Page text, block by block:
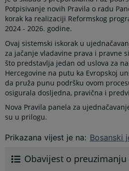
Potpisivanje novih Pravila o radu
korak ka realizaciji Reformskog
2024 - 2026. godine.
Ovaj sistemski iskorak u
za jačanje vladavine prava i pravne
što predstavlja jedan od uslova za
Hercegovine na putu ka Evropskoj
da pruža punu podršku ovom
osigurala dosljedna, pravična i
Nova Pravila panela za
su u prilogu.
Prikazana vijest je na: Bosanski
Obavijest o preuzimanju